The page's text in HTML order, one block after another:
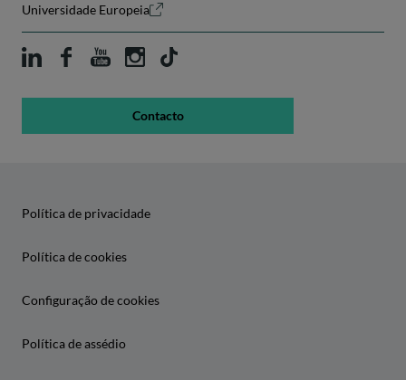
Universidade Europeia
Contacto
Política de privacidade
Política de cookies
Configuração de cookies
Política de assédio